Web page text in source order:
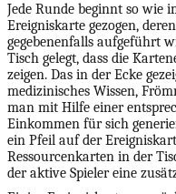
Jede Runde beginnt so wie
Ereigniskarte gezogen,
gegebenenfalls aufgeführt
Tisch gelegt, dass die
zeigen. Das in der Ecke
medizinisches Wissen,
man mit Hilfe einer
Einkommen für sich
ein Pfeil auf der
Ressourcenkarten in der
der aktive Spieler eine